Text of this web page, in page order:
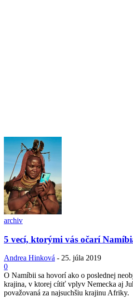
archiv
5 vecí, ktorými vás očarí
Andrea Hinková - 25. júla 2019
0
O Namíbii sa hovorí ako o poslednej
krajina, v ktorej cítiť vplyv Nemecka aj
považovaná za najsuchšiu krajinu Afriky.